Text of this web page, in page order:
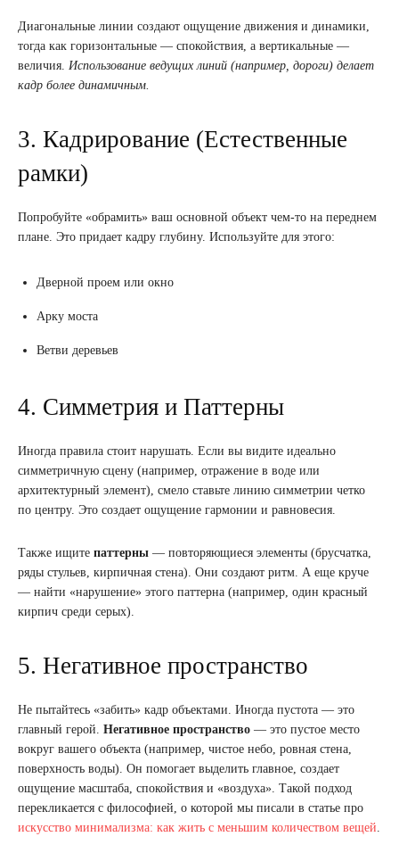
Диагональные линии создают ощущение движения и динамики,
тогда как горизонтальные — спокойствия, а вертикальные —
величия. Использование ведущих линий (например, дороги) делает
кадр более динамичным.
3. Кадрирование (Естественные
рамки)
Попробуйте «обрамить» ваш основной объект чем-то на переднем
плане. Это придает кадру глубину. Используйте для этого:
Дверной проем или окно
Арку моста
Ветви деревьев
4. Симметрия и Паттерны
Иногда правила стоит нарушать. Если вы видите идеально
симметричную сцену (например, отражение в воде или
архитектурный элемент), смело ставьте линию симметрии четко
по центру. Это создает ощущение гармонии и равновесия.
Также ищите паттерны — повторяющиеся элементы (брусчатка,
ряды стульев, кирпичная стена). Они создают ритм. А еще круче
— найти «нарушение» этого паттерна (например, один красный
кирпич среди серых).
5. Негативное пространство
Не пытайтесь «забить» кадр объектами. Иногда пустота — это
главный герой. Негативное пространство — это пустое место
вокруг вашего объекта (например, чистое небо, ровная стена,
поверхность воды). Он помогает выделить главное, создает
ощущение масштаба, спокойствия и «воздуха». Такой подход
перекликается с философией, о которой мы писали в статье про
искусство минимализма: как жить с меньшим количеством вещей.